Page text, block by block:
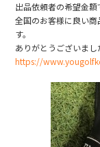
出品依頼者の希望金額
全国のお客様に良い
す。
ありがとうございまし
https://